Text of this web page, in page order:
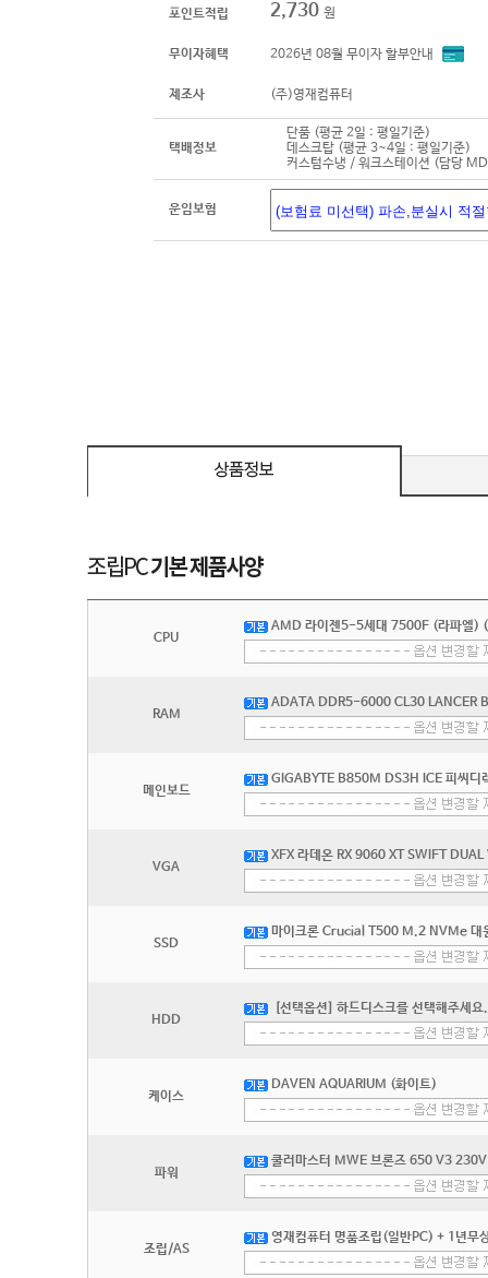
포인트적립 2,730 원
무이자혜택 2026년 08월 무이자 할부안내
제조사 (주)영재컴퓨터
택배정보
단품 (평균 2일 : 평일기준)
데스크탑 (평균 3~4일 : 평일기준)
커스텀수냉 / 워크스테이션 (담당
운임보험
CPU
AMD 라이젠5-5세대 7500F (라파엘)
RAM
ADATA DDR5-6000 CL30 LANCER
메인보드
GIGABYTE B850M DS3H ICE 피씨디
VGA
XFX 라데온 RX 9060 XT SWIFT
SSD
마이크론 Crucial T500 M.2 NVMe 대
HDD
[선택옵션] 하드디스크를 선택해주세요.
케이스
DAVEN AQUARIUM (화이트)
파워
쿨러마스터 MWE 브론즈 650 V3
조립/AS
영재컴퓨터 명품조립(일반PC) + 1년무